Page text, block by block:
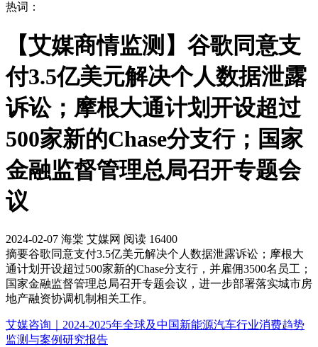
热词：
【艾媒商情监测】谷歌同意支
付3.5亿美元解决个人数据泄露
诉讼；摩根大通计划开设超过
500家新的Chase分支行；国家
金融监督管理总局召开专题会
议
2024-02-07 海棠 艾媒网 阅读 16400
摘要谷歌同意支付3.5亿美元解决个人数据泄露诉讼；摩根大
通计划开设超过500家新的Chase分支行，并雇佣3500名员工；
国家金融监督管理总局召开专题会议，进一步部署落实城市房
地产融资协调机制相关工作。
艾媒咨询｜2024-2025年全球及中国新能源汽车行业消费趋势
监测与案例研究报告